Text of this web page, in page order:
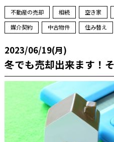
不動産の売却 相続 空き家
媒介契約
中古物件 住み替え
2023/06/19(月)
冬でも売却出来ます！